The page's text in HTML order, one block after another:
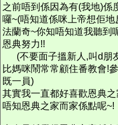
之前唔到係因為有(我地)係
囉~(唔知道係咪上帝想佢地
法蘭奇~你知唔知道我聽到
恩典努力!!
(不要面子搵新人,叫d朋
比媽咪鬧常常顧住番教會!
既一員)
其實我一直都好喜歡恩典
唔知恩典之家而家係點呢~!